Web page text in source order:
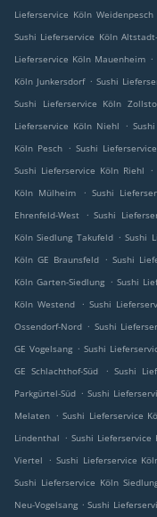
Lieferservice Köln Weidenpesch
Sushi Lieferservice Köln
Lieferservice Köln Mauenheim .
Köln Junkersdorf . Sushi
Sushi Lieferservice Köln
Lieferservice Köln Niehl
.
Köln Pesch . Sushi
Sushi Lieferservice Köln Riehl
.
Köln Mülheim
. Sushi
Ehrenfeld-West
. Sushi
Köln Siedlung Takufeld . Sushi
Köln GE Braunsfeld . Sushi
Köln Garten-Siedlung . Sushi
Köln Westend
. Sushi
Ossendorf-Nord . Sushi
GE Vogelsang . Sushi
GE Schlachthof-Süd
. Sushi
Parkgürtel-Süd . Sushi
Melaten . Sushi Lieferservice
Lindenthal . Sushi Lieferservice
Viertel
. Sushi Lieferservice
Sushi Lieferservice Köln
Neu-Vogelsang . Sushi